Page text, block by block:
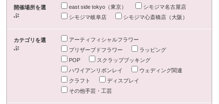
開催場所を選
ぶ
east side tokyo（東京）
シモジマ名古屋店
シモジマ岐阜店
シモジマ心斎橋店（大阪）
カテゴリを選
ぶ
アーティフィシャルフラワー
プリザーブドフラワー
ラッピング
POP
スクラップブッキング
ハワイアンリボンレイ
ウェディング関連
クラフト
ディスプレイ
その他手芸・工芸